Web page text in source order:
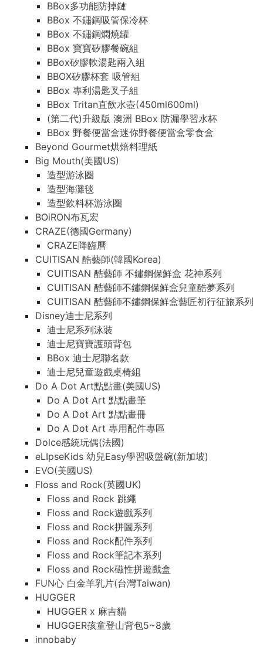
BBox多功能防掉鏈
BBox 不鏽鋼吸管保冷杯
BBox 不鏽鋼燜燒罐
BBox 寶寶矽膠餐碗組
BBox矽膠軟湯匙兩入組
BBOX矽膠杯套 吸管組
BBox 專利湯匙叉子組
BBox Tritan直飲水壺(450ml600ml)
(第二代)升級版 澳洲 BBox 防漏學習水杯
BBox 野餐便當盒迷你野餐便當盒零食盒
Beyond Gourmet烘焙料理紙
Big Mouth(美國US)
造型游泳圈
造型海灘毯
造型飲料杯游泳圈
BOiRON布瓦宏
CRAZE(德國Germany)
CRAZE降臨曆
CUITISAN 酷藝師(韓國Korea)
CUITISAN 酷藝師 不鏽鋼保鮮盒 花神系列
CUITISAN 酷藝師不鏽鋼保鮮盒兒童酷夢系列
CUITISAN 酷藝師不鏽鋼保鮮盒藝匠初行征旅系列
Disney迪士尼系列
迪士尼系列泳裝
迪士尼寶寶護頭背包
BBox 迪士尼聯名款
迪士尼兒童遊戲桌椅組
Do A Dot Art點點畫(美國US)
Do A Dot Art 點點畫筆
Do A Dot Art 點點畫冊
Do A Dot Art 專用配件專區
Dolce感統玩偶(法國)
eLIpseKids 幼兒Easy學習吸盤碗(新加坡)
EVO(美國US)
Floss and Rock(英國UK)
Floss and Rock 跳繩
Floss and Rock遊戲系列
Floss and Rock拼圖系列
Floss and Rock配件系列
Floss and Rock筆記本系列
Floss and Rock磁性拼遊戲盒
FUN心 白金羊乳片(台灣Taiwan)
HUGGER
HUGGER x 麻吉貓
HUGGER孩童登山背包5~8歲
innobaby